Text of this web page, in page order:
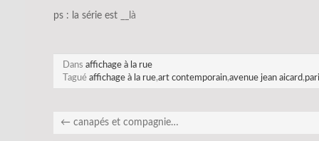
ps : la série est __là
Dans affichage à la rue
Tagué affichage à la rue,art contemporain,avenue jean aicard,
← canapés et compagnie…